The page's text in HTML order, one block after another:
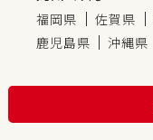
福岡県 佐賀県
鹿児島県
沖縄県